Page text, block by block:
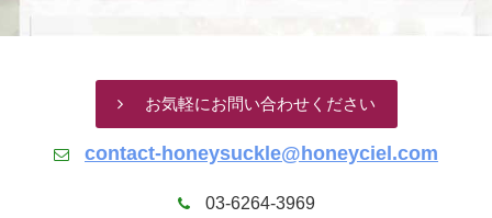
お気軽にお問い合わせください
contact-honeysuckle@honeyciel.com
03-6264-3969